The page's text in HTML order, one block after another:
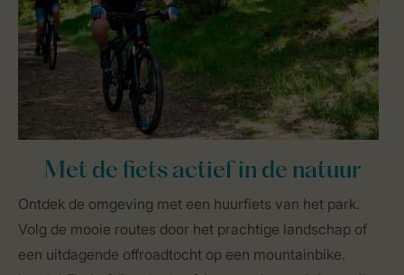
Met de fiets actief in de natuur
Ontdek de omgeving met een huurfiets van het park.
Volg de mooie routes door het prachtige landschap of
een uitdagende offroadtocht op een mountainbike.